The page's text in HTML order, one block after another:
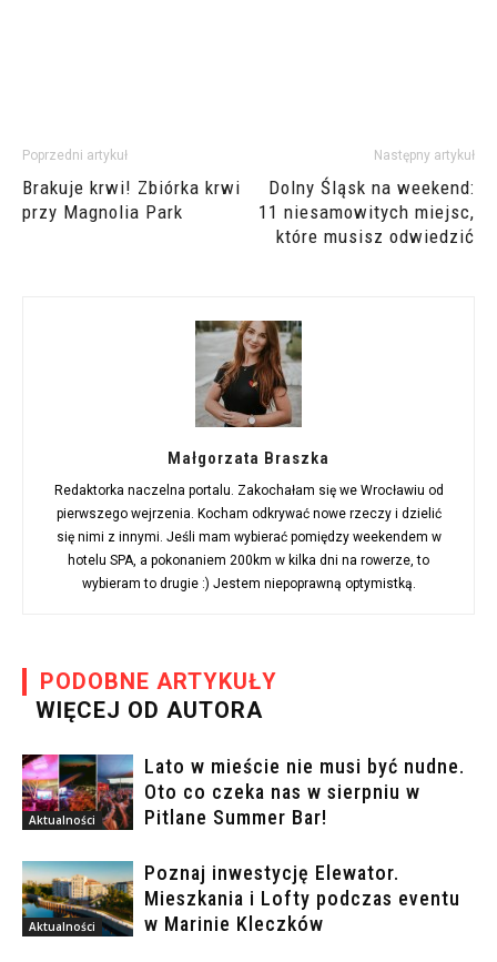
Poprzedni artykuł
Brakuje krwi! Zbiórka krwi
przy Magnolia Park
Następny artykuł
Dolny Śląsk na weekend:
11 niesamowitych miejsc,
które musisz odwiedzić
Małgorzata Braszka
Redaktorka naczelna portalu. Zakochałam się we Wrocławiu od
pierwszego wejrzenia. Kocham odkrywać nowe rzeczy i dzielić
się nimi z innymi. Jeśli mam wybierać pomiędzy weekendem w
hotelu SPA, a pokonaniem 200km w kilka dni na rowerze, to
wybieram to drugie :) Jestem niepoprawną optymistką.
PODOBNE ARTYKUŁY
WIĘCEJ OD AUTORA
Aktualności
Lato w mieście nie musi być nudne.
Oto co czeka nas w sierpniu w
Pitlane Summer Bar!
Aktualności
Poznaj inwestycję Elewator.
Mieszkania i Lofty podczas eventu
w Marinie Kleczków